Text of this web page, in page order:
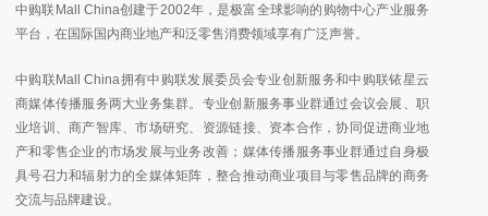
中购联Mall China创建于2002年，是极富全球影响的购物中心产业服务
平台，在国际国内商业地产和泛零售消费领域享有广泛声誉。
中购联Mall China拥有中购联发展委员会专业创新服务和中购联铱星云
商媒体传播服务两大业务集群。专业创新服务事业群通过会议会展、职
业培训、商产智库、市场研究、资源链接、资本合作，协同促进商业地
产和零售企业的市场发展与业务改善；媒体传播服务事业群通过自身极
具号召力和辐射力的全媒体矩阵，整合推动商业项目与零售品牌的商务
交流与品牌建设。